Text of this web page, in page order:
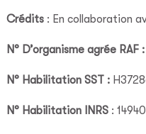
Crédits : En collaboration
N° D’organisme agrée RAF :
N° Habilitation SST :
N° Habilitation INRS :